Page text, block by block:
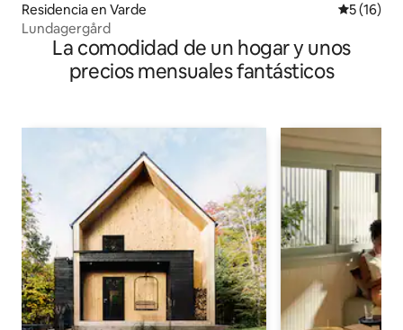
Residencia en Varde
5 (16)
Lundagergård
La comodidad de un hogar y unos
precios mensuales fantásticos